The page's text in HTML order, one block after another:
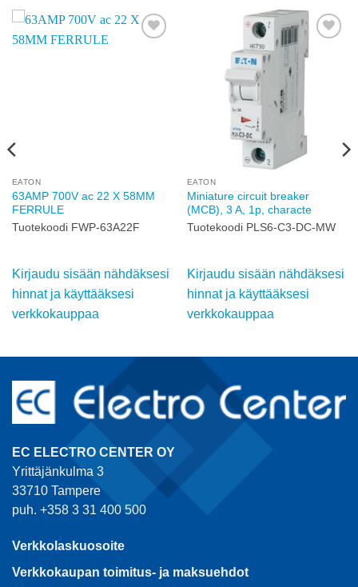
EATON
63AMP 700V ac 22 X 58MM
FERRULE
Tuotekoodi FWP-63A22F
Kirjaudu sisään nähdäksesi
hinnat ja käyttääksesi
verkkokauppaa
EATON
Miniature circuit breaker
(MCB), 3 A, 1p, characte
Tuotekoodi PLS6-C3-DC-MW
Kirjaudu sisään nähdäksesi
hinnat ja käyttääksesi
verkkokauppaa
EC ELECTRO CENTER OY
Yrittäjänkulma 3
33710 Tampere
puh. +358 3 31 400 500
Verkkolaskuosoite
Verkkokaupan toimitus- ja maksuehdot